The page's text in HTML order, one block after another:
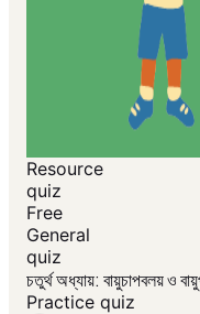
Resource
quiz
Free
General
quiz
চতুর্থ অধ্যায়: বায়ুচাপবলয় ও
Practice quiz